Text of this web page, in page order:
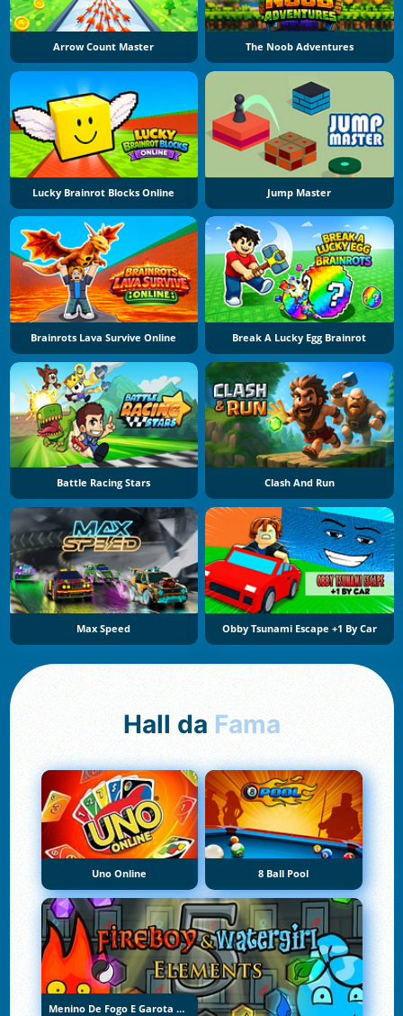
Arrow Count Master The Noob Adventures
Lucky Brainrot Blocks Online Jump Master
Brainrots Lava Survive Online Break A Lucky Egg Brainrot
Battle Racing Stars Clash And Run
Max Speed Obby Tsunami Escape +1 By Car
Hall da Fama
Uno Online 8 Ball Pool
Menino De Fogo E Garota De Água 5: Elementos